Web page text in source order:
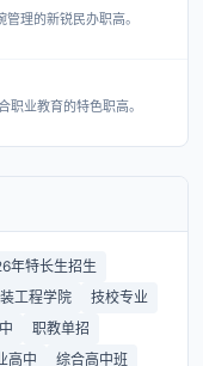
理的新锐民办职高。
职业教育的特色职高。
年特长生招生
工程学院
技校专业
职教单招
高中
综合高中班